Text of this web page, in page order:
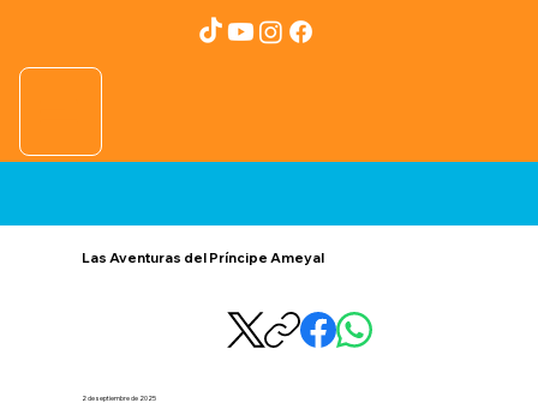
Las Aventuras del Príncipe Ameyal
2 de septiembre de 2025